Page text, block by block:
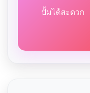
ปั้มได้สะดวก